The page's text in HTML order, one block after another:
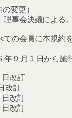
変更）
事会決議による。
ての会員に本規約
9 月 1 日から施
日改訂
改訂
日改訂
日改訂